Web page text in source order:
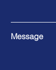
Message